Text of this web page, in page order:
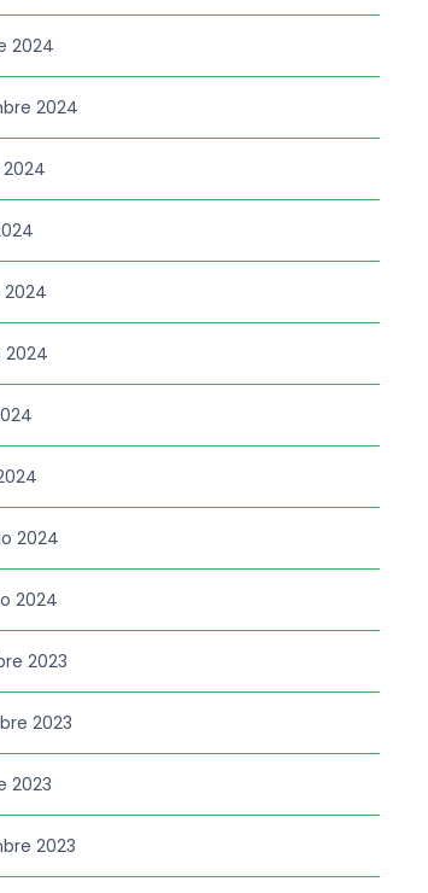
2024
2024
2024
2024
2024
2024
2023
2023
2023
2023